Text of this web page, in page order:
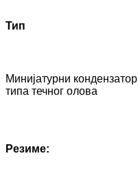
Тип
Минијатурни кондензатор
типа течног олова
Резиме: